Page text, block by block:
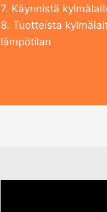
7. Käynnistä
8. Tuotteista
lämpötilan